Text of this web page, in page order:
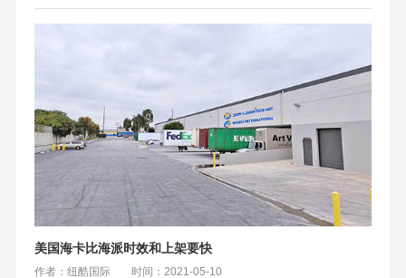
要比市面上其他公布的要快一些。纽酷国际物流供应链没有
美国海卡比海派时效和上架要快
作者：纽酷国际 时间：2021-05-10